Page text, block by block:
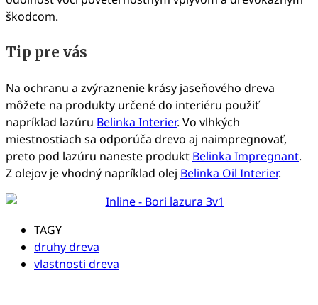
škodcom.
Tip pre vás
Na ochranu a zvýraznenie krásy jaseňového dreva
môžete na produkty určené do interiéru použiť
napríklad lazúru Belinka Interier. Vo vlhkých
miestnostiach sa odporúča drevo aj naimpregnovať,
preto pod lazúru naneste produkt Belinka Impregnant.
Z olejov je vhodný napríklad olej Belinka Oil Interier.
TAGY
druhy dreva
vlastnosti dreva